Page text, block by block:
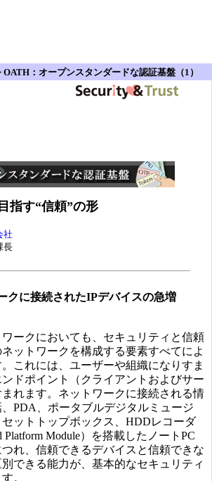
OATH：オープンスタンダードな認証基盤（1）
指す“信頼”の形
社
長
クに接続されたIPデバイスの急増
ークにおいても、セキュリティと信頼
ットワークを構成する要素すべてによ
これには、ユーザーや組織になりすま
ドポイント（クライアントおよびサー
れます。ネットワークに接続される情
PDA、ポータブルデジタルミュージ
ットトップボックス、HDDレコーダ
Platform Module）を搭載したノートPC
れ、信頼できるデバイスと信頼できな
できる能力が、基本的なセキュリティ
。